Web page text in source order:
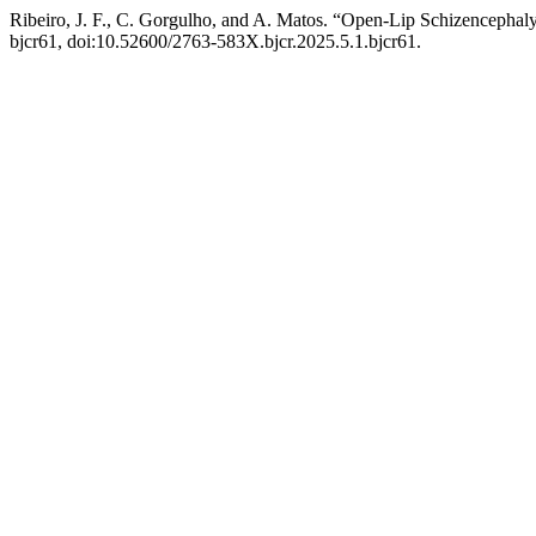
Ribeiro, J. F., C. Gorgulho, and A. Matos. “Open-Lip
bjcr61, doi:10.52600/2763-583X.bjcr.2025.5.1.bjcr61.